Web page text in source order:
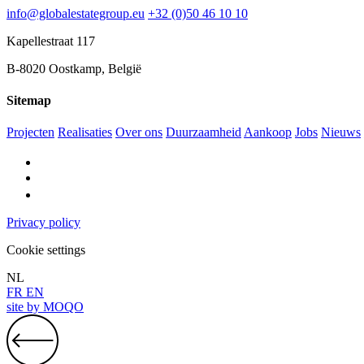
info@globalestategroup.eu +32 (0)50 46 10 10
Kapellestraat 117
B-8020 Oostkamp, België
Sitemap
Projecten Realisaties Over ons DuurzaamheidAankoop Jobs Nieuws
Privacy policy
Cookie settings
NL
FR EN
site by MOQO